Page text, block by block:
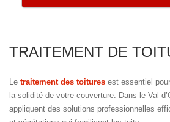
TRAITEMENT DE
Le traitement des toitures est essentiel
la solidité de votre couverture. Dans le Val
appliquent des solutions professionnelles